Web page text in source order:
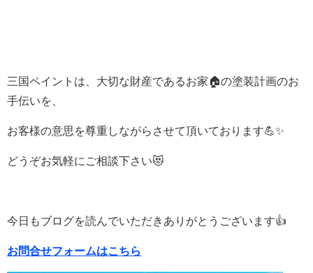
三国ペイントは、大切な財産であるお家🏠の塗装計画のお
手伝いを、
お客様の意思を尊重しながらさせて頂いております💪✨
どうぞお気軽にご相談下さい😻
今日もブログを読んでいただきありがとうございます👍
お問合せフォームはこちら